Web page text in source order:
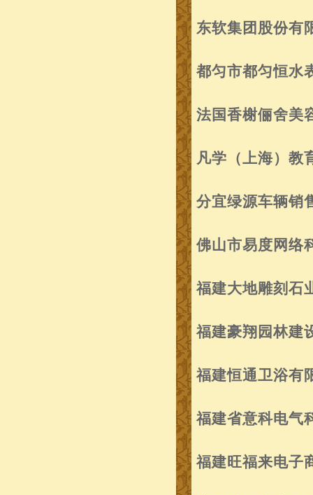
东软集团股份有
都匀市都匀恒水
法国香榭俪舍美
凡学（上海）教
分宜绿源车辆销
佛山市易度网络
福建大地雕刻石
福建豪翔园林建
福建恒通卫浴有
福建省意科电气
福建旺福来电子